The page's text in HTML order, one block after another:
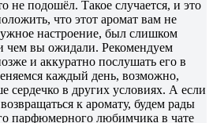
не подошёл. Такое случается, и это
что этот аромат вам не
настроение, был слишком
чем вы ожидали. Рекомендуем
и аккуратно послушать его в
каждый день, возможно,
сердечко в других условиях. А если
к аромату, будем рады
парфюмерного любимчика в чате